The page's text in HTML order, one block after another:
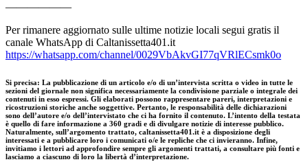
——————
Per rimanere aggiornato sulle ultime notizie locali segui gratis il
canale WhatsApp di Caltanissetta401.it
https://whatsapp.com/channel/0029VbAkvGI77qVRlECsmk0o
Si precisa: La pubblicazione di un articolo e/o di un’intervista scritta o video in tutte le
sezioni del giornale non significa necessariamente la condivisione parziale o integrale dei
contenuti in esso espressi. Gli elaborati possono rappresentare pareri, interpretazioni e
ricostruzioni storiche anche soggettive. Pertanto, le responsabilità delle dichiarazioni
sono dell’autore e/o dell’intervistato che ci ha fornito il contenuto. L’intento della testata
è quello di fare informazione a 360 gradi e di divulgare notizie di interesse pubblico.
Naturalmente, sull’argomento trattato, caltanissetta401.it è a disposizione degli
interessati e a pubblicare loro i comunicati o/e le repliche che ci invieranno. Infine,
invitiamo i lettori ad approfondire sempre gli argomenti trattati, a consultare più fonti e
lasciamo a ciascuno di loro la libertà d’interpretazione.